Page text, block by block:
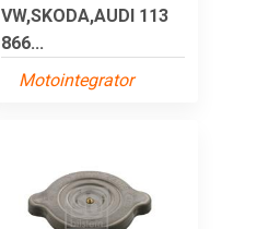
VW,SKODA,AUDI 113
866...
Motointegrator